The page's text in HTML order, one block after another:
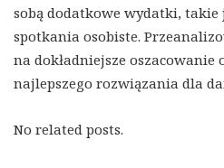
sobą dodatkowe wydatki, takie
spotkania osobiste.
na dokładniejsze oszacowanie
najlepszego rozwiązania dla
No related posts.